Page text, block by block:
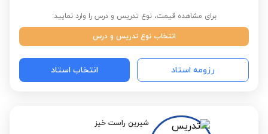
برای مشاهده قیمت، نوع تدریس و درس را وارد نمایید:
انتخاب نوع تدریس و درس
رزومه استاد انتخاب استاد
شیرین راست خیز